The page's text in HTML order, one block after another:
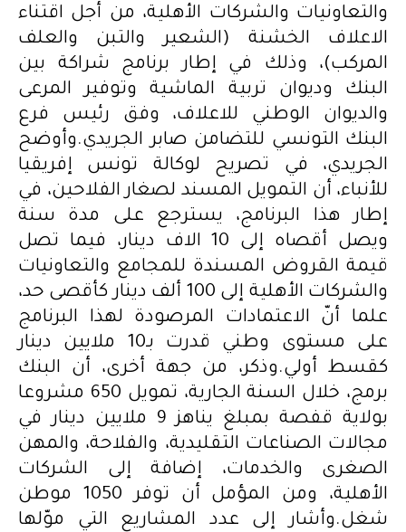
والتعاونيات والشركات الأهلية، من أجل اقتناء
الاعلاف الخشنة (الشعير والتبن والعلف
المركب)، وذلك في إطار برنامج شراكة بين
البنك وديوان تربية الماشية وتوفير المرعى
والديوان الوطني للاعلاف، وفق رئيس فرع
البنك التونسي للتضامن صابر الجريدي.وأوضح
الجريدي، في تصريح لوكالة تونس إفريقيا
للأنباء، أن التمويل المسند لصغار الفلاحين، في
إطار هذا البرنامج، يسترجع على مدة سنة
ويصل أقصاه إلى 10 الاف دينار، فيما تصل
قيمة القروض المسندة للمجامع والتعاونيات
والشركات الأهلية إلى 100 ألف دينار كأقصى حد،
علما أنّ الاعتمادات المرصودة لهذا البرنامج
على مستوى وطني قدرت بـ10 ملايين دينار
كقسط أولي.وذكر، من جهة أخرى، أن البنك
برمج، خلال السنة الجارية، تمويل 650 مشروعا
بولاية قفصة بمبلغ يناهز 9 ملايين دينار في
مجالات الصناعات التقليدية، والفلاحة، والمهن
الصغرى والخدمات، إضافة إلى الشركات
الأهلية، ومن المؤمل أن توفر 1050 موطن
شغل.وأشار إلى عدد المشاريع التي موّلها